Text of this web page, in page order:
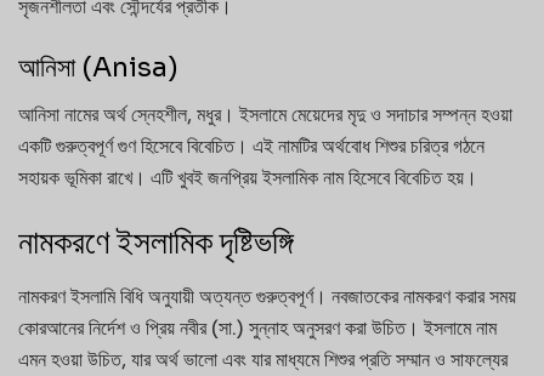
সৃজনশীলতা এবং সৌন্দর্যের প্রতীক।
আনিসা (Anisa)
আনিসা নামের অর্থ স্নেহশীল, মধুর। ইসলামে মেয়েদের মৃদু ও সদাচার সম্পন্ন হওয়া
একটি গুরুত্বপূর্ণ গুণ হিসেবে বিবেচিত। এই নামটির অর্থবোধ শিশুর চরিত্র গঠনে
সহায়ক ভূমিকা রাখে। এটি খুবই জনপ্রিয় ইসলামিক নাম হিসেবে বিবেচিত হয়।
নামকরণে ইসলামিক দৃষ্টিভঙ্গি
নামকরণ ইসলামি বিধি অনুযায়ী অত্যন্ত গুরুত্বপূর্ণ। নবজাতকের নামকরণ করার সময়
কোরআনের নির্দেশ ও প্রিয় নবীর (সা.) সুন্নাহ অনুসরণ করা উচিত। ইসলামে নাম
এমন হওয়া উচিত, যার অর্থ ভালো এবং যার মাধ্যমে শিশুর প্রতি সম্মান ও সাফল্যের